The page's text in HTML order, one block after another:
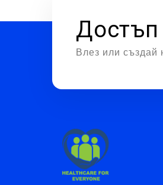
Достъп
Влез или създай